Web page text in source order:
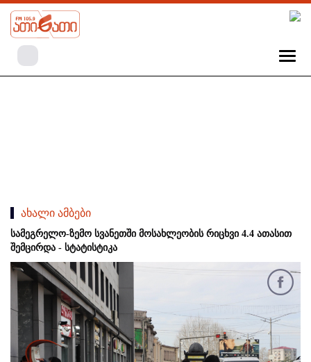
ახალი ამბები
სამეგრელო-ზემო სვანეთში მოსახლეობის რიცხვი 4.4 ათასით
შემცირდა - სტატისტიკა